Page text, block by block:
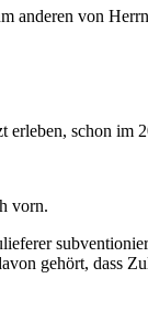
anderen von
schon im
vorn.
gehört, dass